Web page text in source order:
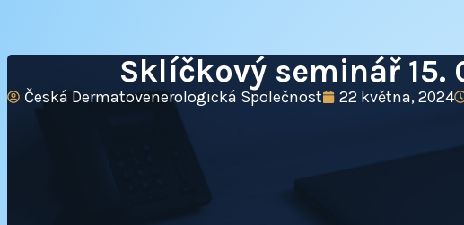
Sklíčkový seminář 15.
Česká Dermatovenerologická Společnost 22 května, 2024